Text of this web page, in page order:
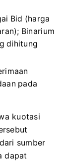
Bid (harga
Binarium
dihitung
pada
kuotasi
sumber
dapat